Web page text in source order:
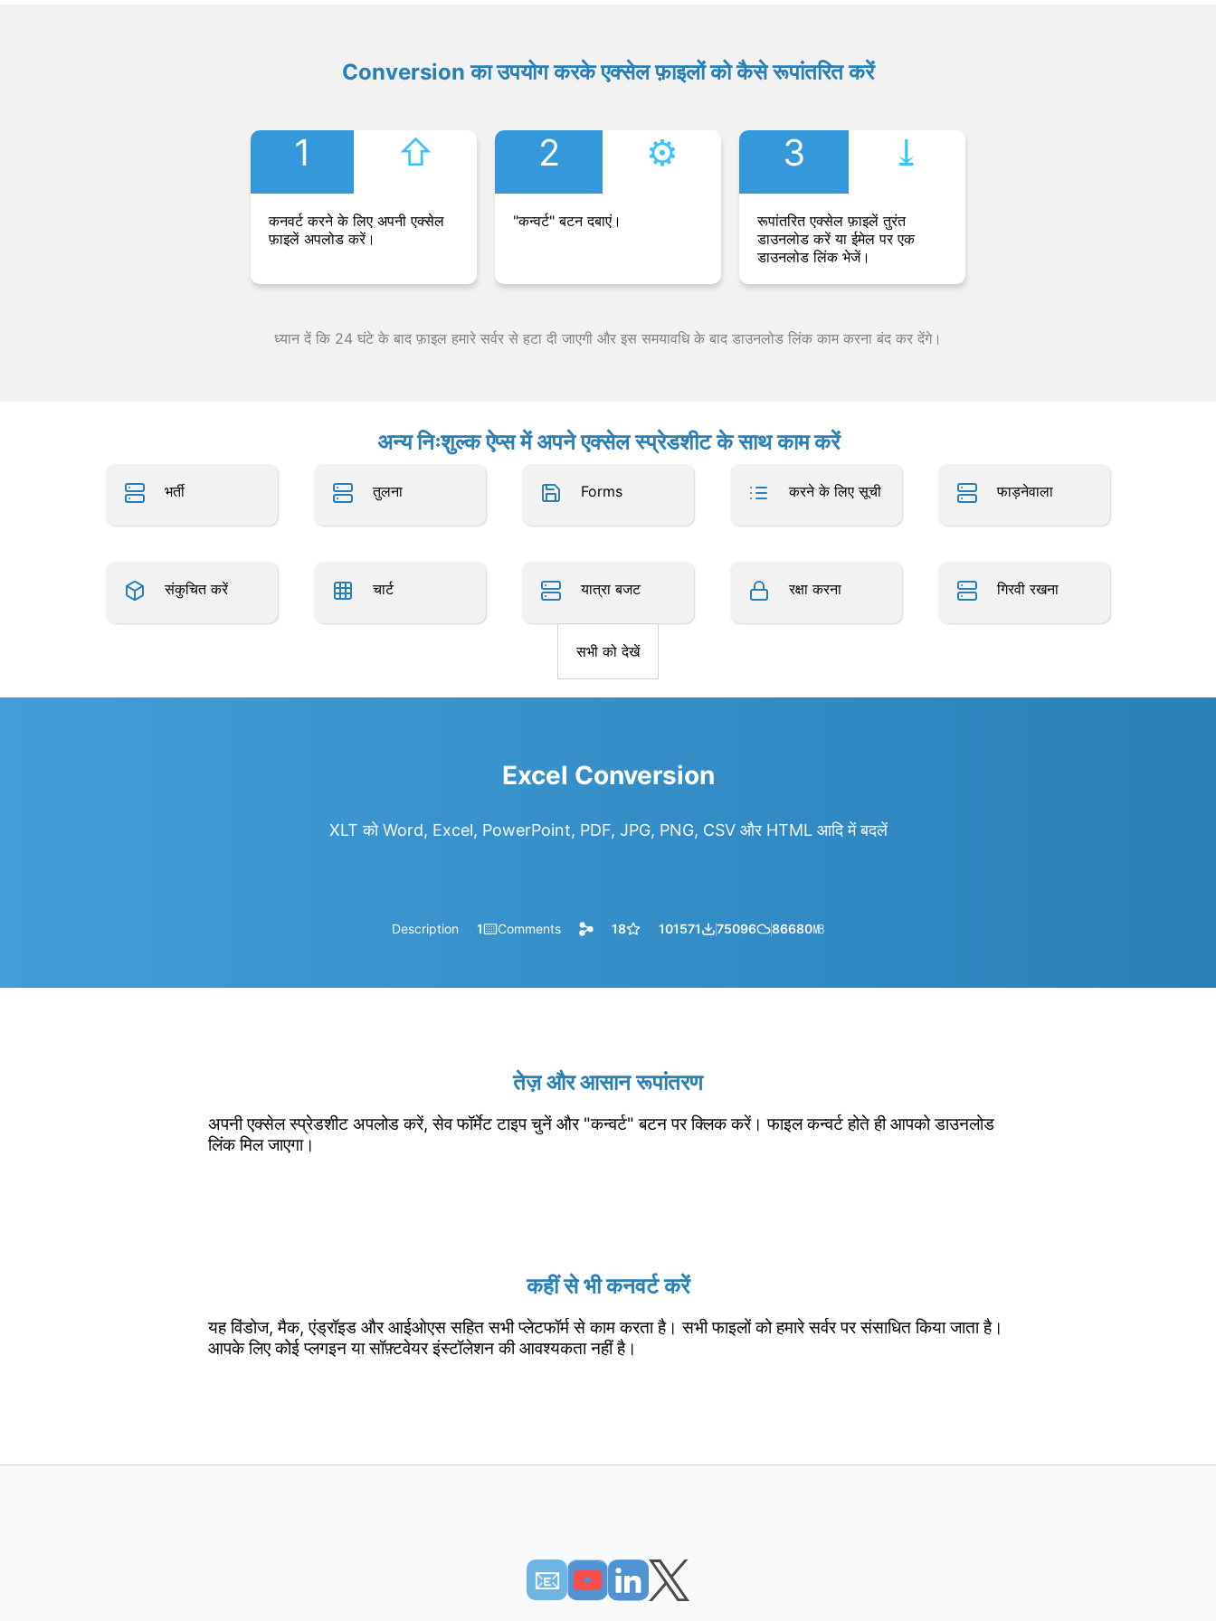
Conversion का उपयोग करके एक्सेल फ़ाइलों को कैसे रूपांतरित करें
1 ⇧︎
कनवर्ट करने के लिए अपनी एक्सेल
फ़ाइलें अपलोड करें।
2 ⚙︎
"कन्वर्ट" बटन दबाएं।
3 ⤓︎
रूपांतरित एक्सेल फ़ाइलें तुरंत
डाउनलोड करें या ईमेल पर एक
डाउनलोड लिंक भेजें।
ध्यान दें कि 24 घंटे के बाद फ़ाइल हमारे सर्वर से हटा दी जाएगी और इस समयावधि के बाद डाउनलोड लिंक काम करना बंद कर देंगे।
अन्य निःशुल्क ऐप्स में अपने एक्सेल स्प्रेडशीट के साथ काम करें
भर्ती तुलना Forms करने के लिए सूची फाड़नेवाला
संकुचित करें चार्ट यात्रा बजट रक्षा करना गिरवी रखना
सभी को देखें
Excel Conversion
XLT को Word, Excel, PowerPoint, PDF, JPG, PNG, CSV और HTML आदि में बदलें
Description 1 Comments 18 101571 75096 86680㎆︎
तेज़ और आसान रूपांतरण
अपनी एक्सेल स्प्रेडशीट अपलोड करें, सेव फॉर्मेट टाइप चुनें और "कन्वर्ट" बटन पर क्लिक करें। फाइल कन्वर्ट होते ही आपको डाउनलोड
लिंक मिल जाएगा।
कहीं से भी कनवर्ट करें
यह विंडोज, मैक, एंड्रॉइड और आईओएस सहित सभी प्लेटफॉर्म से काम करता है। सभी फाइलों को हमारे सर्वर पर संसाधित किया जाता है।
आपके लिए कोई प्लगइन या सॉफ़्टवेयर इंस्टॉलेशन की आवश्यकता नहीं है।
📧︎